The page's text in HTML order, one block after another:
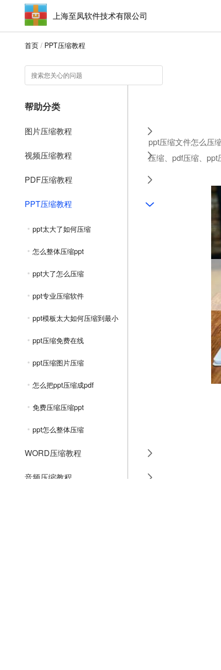
上海至凤软件技术有限公司
首页 / PPT压缩教程
帮助分类
图片压缩教程
视频压缩教程
PDF压缩教程
PPT压缩教程
ppt太大了如何压缩
怎么整体压缩ppt
ppt大了怎么压缩
ppt专业压缩软件
ppt模板太大如何压缩到最小
ppt压缩免费在线
ppt压缩图片压缩
怎么把ppt压缩成pdf
免费压缩压缩ppt
ppt怎么整体压缩
WORD压缩教程
音频压缩教程
ppt压缩文件怎么压
压缩、pdf压缩、